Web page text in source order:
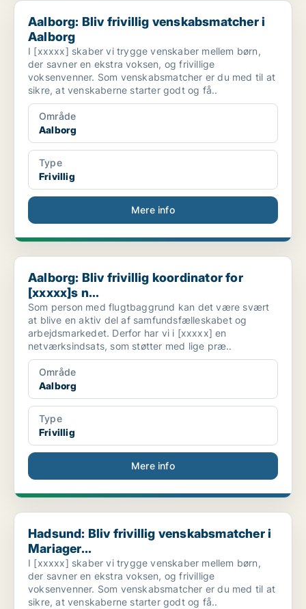
Aalborg: Bliv frivillig venskabsmatcher i Aalborg
Aalborg: Bliv frivillig venskabsmatcher i
Aalborg
I [xxxxx] skaber vi trygge venskaber mellem børn,
der savner en ekstra voksen, og frivillige
voksenvenner. Som venskabsmatcher er du med til at
sikre, at venskaberne starter godt og få..
Område
Aalborg
Type
Frivillig
Mere info
Aalborg: Bliv frivillig koordinator for [xxxxx]s n...
Aalborg: Bliv frivillig koordinator for
[xxxxx]s n...
Som person med flugtbaggrund kan det være svært
at blive en aktiv del af samfundsfælleskabet og
arbejdsmarkedet. Derfor har vi i [xxxxx] en
netværksindsats, som støtter med lige præ..
Område
Aalborg
Type
Frivillig
Mere info
Hadsund: Bliv frivillig venskabsmatcher i Mariager...
Hadsund: Bliv frivillig venskabsmatcher i
Mariager...
I [xxxxx] skaber vi trygge venskaber mellem børn,
der savner en ekstra voksen, og frivillige
voksenvenner. Som venskabsmatcher er du med til at
sikre, at venskaberne starter godt og få..